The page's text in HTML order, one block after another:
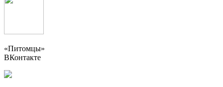
«Питомцы»
ВКонтакте